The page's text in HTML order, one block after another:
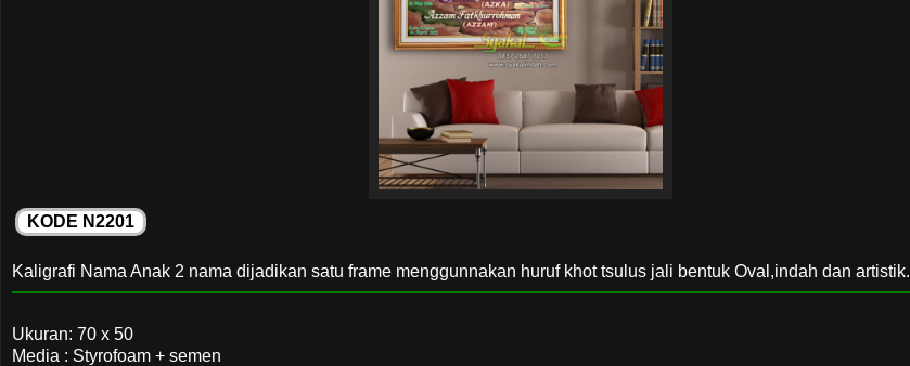
KODE N2201
Kaligrafi Nama Anak 2 nama dijadikan satu frame menggunnakan huruf khot tsulus jali bentuk Oval,indah dan artistik.
Ukuran: 70 x 50
Media : Styrofoam + semen